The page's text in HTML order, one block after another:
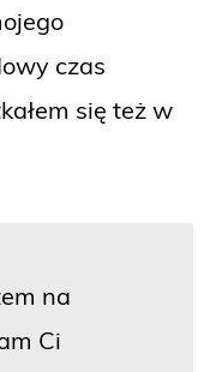
czas
się też w
na
Ci